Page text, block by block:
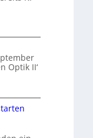
Optik II‘